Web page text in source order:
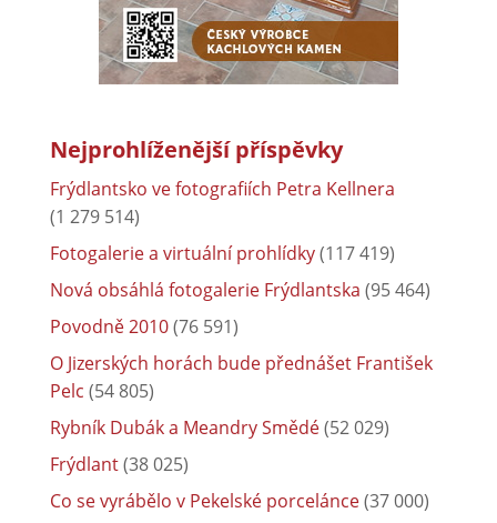
Nejprohlíženější příspěvky
Frýdlantsko ve fotografiích Petra Kellnera
(1 279 514)
Fotogalerie a virtuální prohlídky(117 419)
Nová obsáhlá fotogalerie Frýdlantska (95 464)
Povodně 2010(76 591)
O Jizerských horách bude přednášet František
Pelc (54 805)
Rybník Dubák a Meandry Smědé(52 029)
Frýdlant(38 025)
Co se vyrábělo v Pekelské porcelánce(37 000)